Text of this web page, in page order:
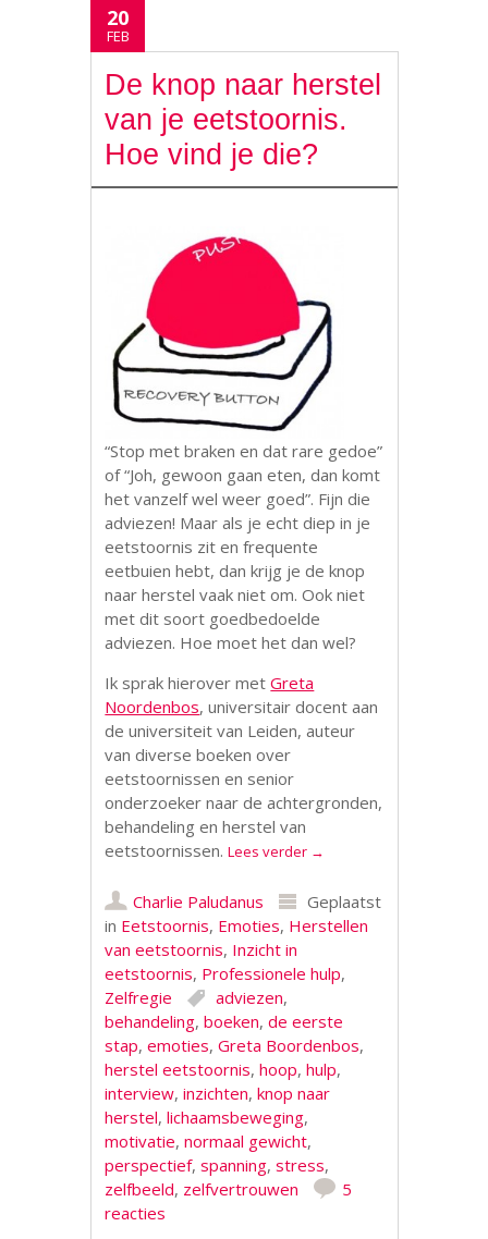
20
FEB
De knop naar herstel
van je eetstoornis.
Hoe vind je die?
“Stop met braken en dat rare gedoe”
of “Joh, gewoon gaan eten, dan komt
het vanzelf wel weer goed”. Fijn die
adviezen! Maar als je echt diep in je
eetstoornis zit en frequente
eetbuien hebt, dan krijg je de knop
naar herstel vaak niet om. Ook niet
met dit soort goedbedoelde
adviezen. Hoe moet het dan wel?
Ik sprak hierover metGreta
Noordenbos, universitair docent aan
de universiteit van Leiden, auteur
van diverse boeken over
eetstoornissen en senior
onderzoeker naar de achtergronden,
behandeling en herstel van
eetstoornissen.Lees verder →
Charlie Paludanus
Geplaatst
in Eetstoornis, Emoties, Herstellen
van eetstoornis, Inzicht in
eetstoornis, Professionele hulp,
Zelfregie
adviezen,
behandeling,boeken,de eerste
stap,emoties,Greta Boordenbos,
herstel eetstoornis,hoop,hulp,
interview,inzichten,knop naar
herstel,lichaamsbeweging,
motivatie,normaal gewicht,
perspectief,spanning,stress,
zelfbeeld, zelfvertrouwen
5
reacties